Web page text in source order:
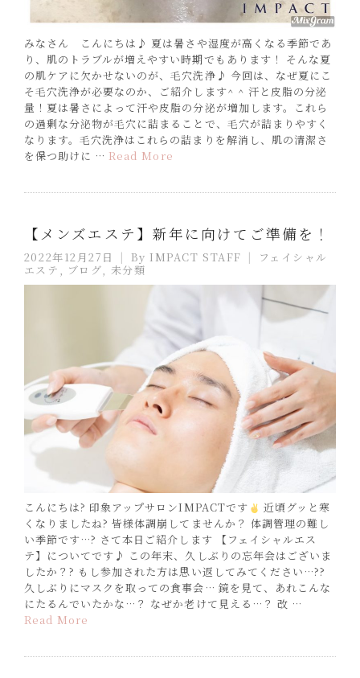
みなさん こんにちは♪ 夏は暑さや湿度が高くなる季節であ
り、肌のトラブルが増えやすい時期でもあります！ そんな夏
の肌ケアに欠かせないのが、毛穴洗浄♪ 今回は、なぜ夏にこ
そ毛穴洗浄が必要なのか、ご紹介します^ ^ 汗と皮脂の分泌
量！夏は暑さによって汗や皮脂の分泌が増加します。これら
の過剰な分泌物が毛穴に詰まることで、毛穴が詰まりやすく
なります。毛穴洗浄はこれらの詰まりを解消し、肌の清潔さ
を保つ助けに … Read More
【メンズエステ】新年に向けてご準備を！
2022年12月27日 By IMPACT STAFF
フェイシャル
エステ , ブログ, 未分類
こんにちは? 印象アップサロンIMPACTです
近頃グッと寒
くなりましたね? 皆様体調崩してませんか？ 体調管理の難し
い季節です…? さて本日ご紹介します 【フェイシャルエス
テ】についてです♪ この年末、久しぶりの忘年会はございま
したか？? もし参加された方は思い返してみてください…??
久しぶりにマスクを取っての食事会… 鏡を見て、あれこんな
にたるんでいたかな…？ なぜか老けて見える…？ 改 …
Read More